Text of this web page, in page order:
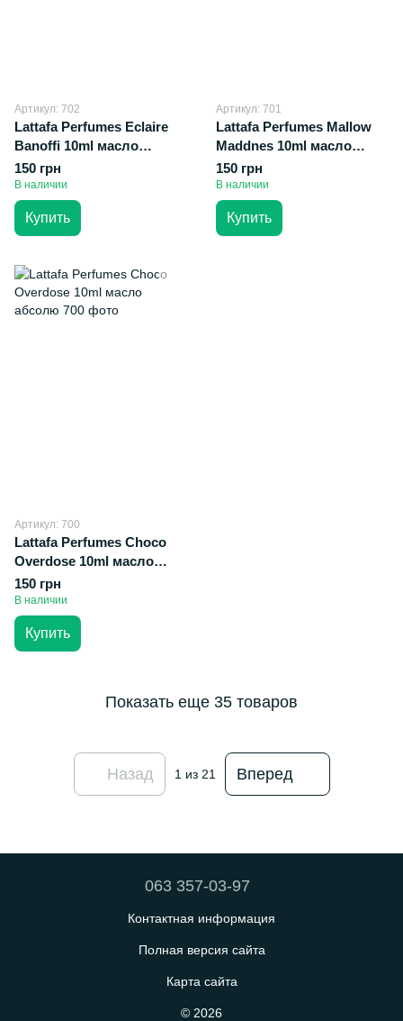
Артикул: 702
Lattafa Perfumes Eclaire
Banoffi 10ml масло
абсолю
150 грн
В наличии
Купить
Артикул: 701
Lattafa Perfumes Mallow
Maddnes 10ml масло
абсолю
150 грн
В наличии
Купить
Артикул: 700
Lattafa Perfumes Choco
Overdose 10ml масло
абсолю
150 грн
В наличии
Купить
Показать еще 35 товаров
Назад 1 из 21 Вперед
063 357-03-97
Контактная информация
Полная версия сайта
Карта сайта
© 2026